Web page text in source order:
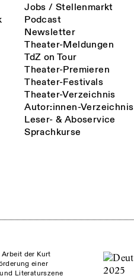
Jobs / Stellenmarkt
Podcast
Newsletter
Theater-Meldungen
TdZ on Tour
Theater-Premieren
Theater-Festivals
Theater-Verzeichnis
Autor:innen-Verzeichnis
Leser- & Aboservice
Sprachkurse
der Kurt
einer
Literaturszene